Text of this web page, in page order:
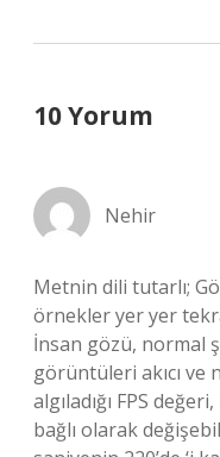
10 Yorum
Nehir
Metnin dili tutarlı;
örnekler yer yer
İnsan gözü, normal
görüntüleri akıcı ve
algıladığı FPS
bağlı olarak